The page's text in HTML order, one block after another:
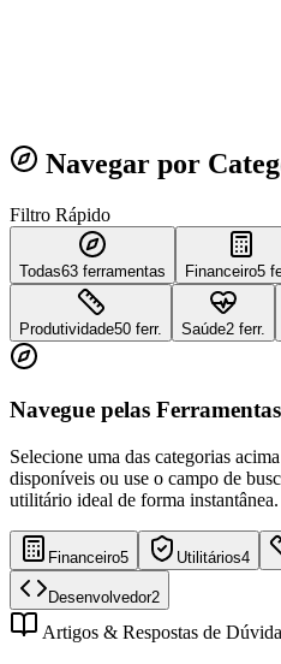
Navegar por
Filtro Rápido
Todas63 ferramentas Financeiro5
Produtividade50 ferr. Saúde2 ferr.
Navegue pelas
Selecione uma das categorias
disponíveis ou use o campo de
utilitário ideal de forma instantânea.
Financeiro5 Utilitários4
Desenvolvedor2
Artigos & Respostas de